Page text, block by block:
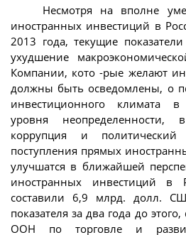
Несмотря на вполне
иностранных инвестиций в
2013 года, текущие
ухудшение
Компании, кото -рые желают
должны быть осведомлены, о
инвестиционного климата в
уровня неопределенности,
коррупция и
поступления прямых
улучшатся в ближайшей
иностранных инвестиций
составили 6,9 млрд. долл.
показателя за два года до
ООН по торговле и